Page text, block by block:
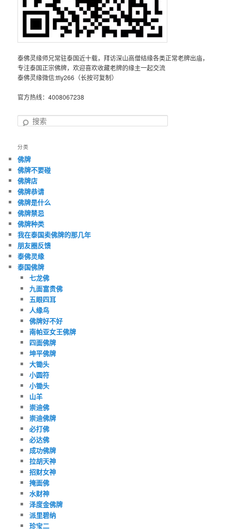
泰佛灵缘师兄常驻泰国近十载，拜访深山高僧结缘各类正常老牌出庙，
专注泰国正宗佛牌，欢迎喜欢收藏老牌的缘主一起交流
泰佛灵缘微信:tfly266（长按可复制）
官方热线：4008067238
搜
分类
佛牌
佛牌不要碰
佛牌店
佛牌恭请
佛牌是什么
佛牌禁忌
佛牌种类
我在泰国卖佛牌的那几年
朋友圈反馈
泰佛灵缘
泰国佛牌
七龙佛
九面富贵佛
五眼四耳
人缘鸟
佛牌好不好
南帕亚女王佛牌
四面佛牌
坤平佛牌
大锄头
小圆符
小锄头
山羊
崇迪佛
崇迪佛牌
必打佛
必达佛
成功佛牌
拉胡天神
招财女神
掩面佛
水财神
泽度金佛牌
派里碧纳
珍宝二